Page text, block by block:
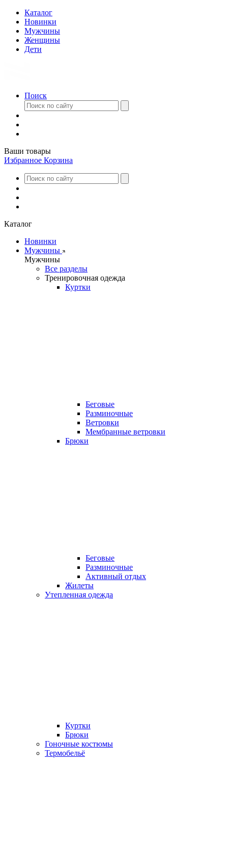
Каталог
Новинки
Мужчины
Женщины
Дети
Поиск
Ваши товары
Избранное Корзина
Каталог
Новинки
Мужчины
Мужчины
Все разделы
Тренировочная одежда
Куртки
Беговые
Разминочные
Ветровки
Мембранные ветровки
Брюки
Беговые
Разминочные
Активный отдых
Жилеты
Утепленная одежда
Куртки
Брюки
Гоночные костюмы
Термобельё